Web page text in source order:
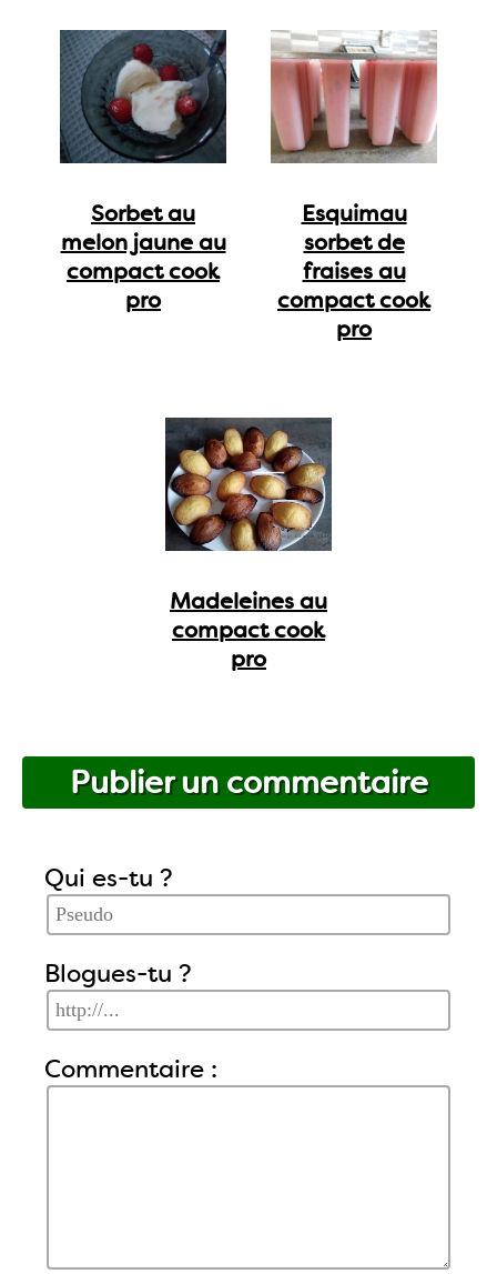
Sorbet au
melon jaune au
compact cook
pro
Esquimau
sorbet de
fraises au
compact cook
pro
Madeleines au
compact cook
pro
Publier un commentaire
Qui es-tu ?
Blogues-tu ?
Commentaire :